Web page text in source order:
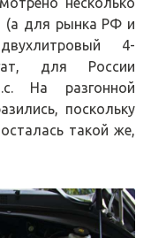
(а для рынка РФ и
4-
для России
На разгонной
поскольку
такой же,